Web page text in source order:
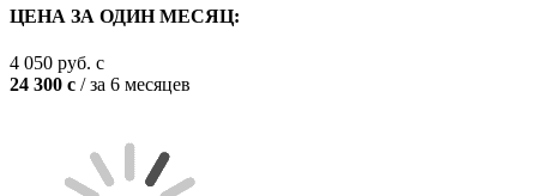
ЦЕНА ЗА ОДИН МЕСЯЦ:
4 050 руб. c
24 300 c / за 6 месяцев